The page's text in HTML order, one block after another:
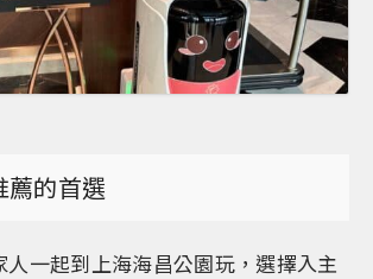
薦的首選
人一起到上海海昌公園玩，選擇入主